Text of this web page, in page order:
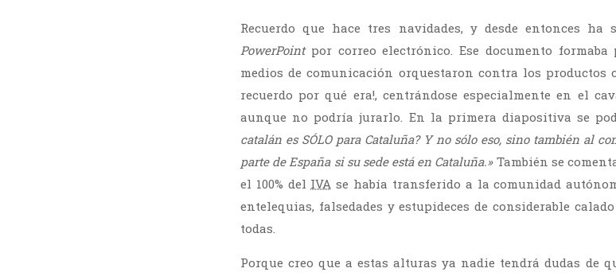
Recuerdo que hace tres navidades, y desde entonces
PowerPointpor correo electrónico. Ese documento
medios de comunicación orquestaron contra los productos
recuerdo por qué era!, centrándose especialmente en el
aunque no podría jurarlo. En la primera diapositiva se
catalán es SÓLO para Cataluña? Y no sólo eso, sino también al
parte de España si su sede está en Cataluña.»También se
el 100% del IVA se había transferido a la comunidad
entelequias, falsedades y estupideces de considerable
todas.
Porque creo que a estas alturas ya nadie tendrá dudas de